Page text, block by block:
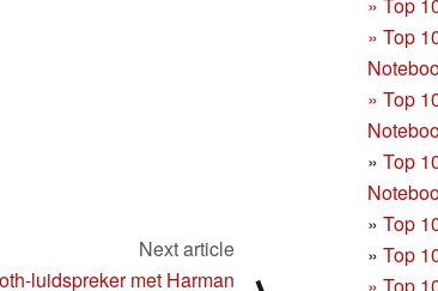
» Top
» Top
» Top
» Top
» Top
Next article
luidspreker met Harman